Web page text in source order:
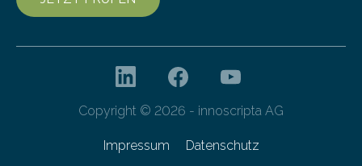
Copyright © 2026 - innoscripta AG
Impressum Datenschutz